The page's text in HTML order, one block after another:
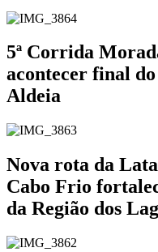
5ª Corrida
acontecer final do
Aldeia
Nova rota da
Cabo Frio
da Região dos